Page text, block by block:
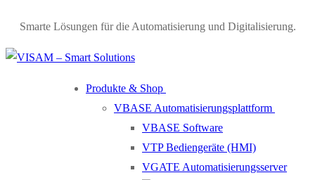
Smarte Lösungen für die Automatisierung und Digitalisierung.
Produkte & Shop
VBASE Automatisierungsplattform
VBASE Software
VTP Bediengeräte (HMI)
VGATE Automatisierungsserver